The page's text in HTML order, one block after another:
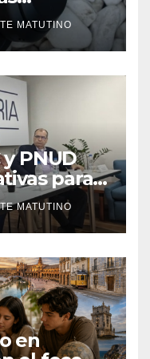
baratos
MATUTINO
PNUD
para
MATUTINO
en